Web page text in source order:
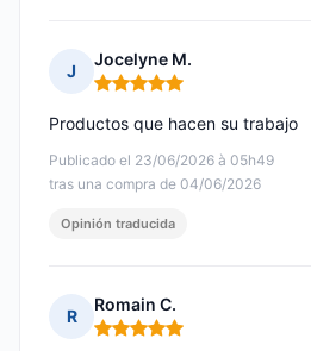
J
Jocelyne M.
Nota: 5 de 5
Publicado el 23/06/2026 à 05h49
tras una compra de 04/06/2026
Productos que hacen su trabajo
Opinión traducida
R
Romain C.
Nota: 5 de 5